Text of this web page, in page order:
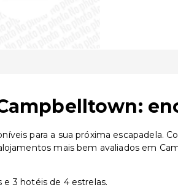
para a sua próxima escapadela.
mais bem avaliados em
e 3 hotéis de 4 estrelas.